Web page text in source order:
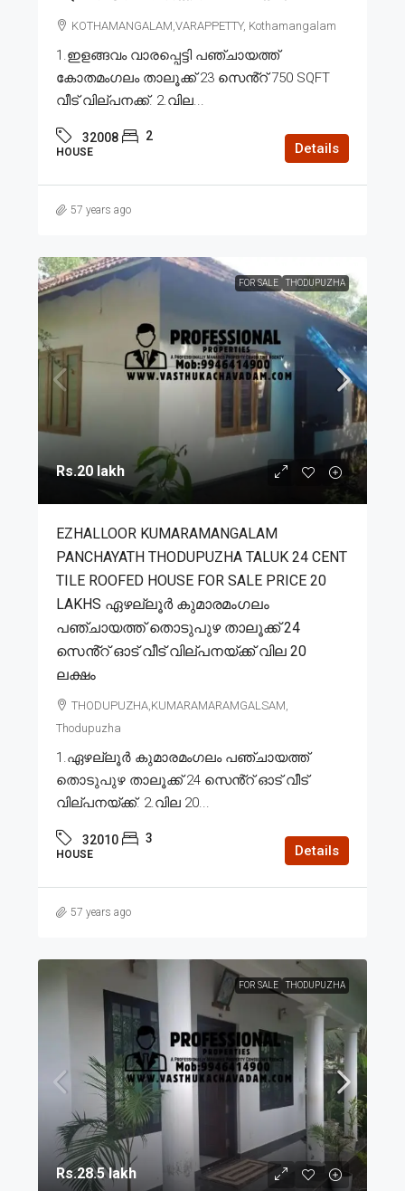
KOTHAMANGALAM,VARAPPETTY, Kothamangalam
1.ഇളങ്ങവം വാരപ്പെട്ടി പഞ്ചായത്ത്
കോതമംഗലം താലൂക്ക് 23 സെൻ്റ് 750 SQFT
വീട് വില്പനക്ക്. 2.വില...
32008 2
HOUSE Details
57 years ago
FOR SALE THODUPUZHA
Rs.20 lakh
EZHALLOOR KUMARAMANGALAM
PANCHAYATH THODUPUZHA TALUK 24 CENT
TILE ROOFED HOUSE FOR SALE PRICE 20
LAKHS ഏഴല്ലൂർ കുമാരമംഗലം
പഞ്ചായത്ത് തൊടുപുഴ താലൂക്ക് 24
സെൻ്റ് ഓട് വീട് വില്പനയ്ക്ക് വില 20
ലക്ഷം
THODUPUZHA,KUMARAMARAMGALSAM,
Thodupuzha
1.ഏഴല്ലൂർ കുമാരമംഗലം പഞ്ചായത്ത്
തൊടുപുഴ താലൂക്ക് 24 സെൻ്റ് ഓട് വീട്
വില്പനയ്ക്ക്. 2.വില 20...
32010 3
HOUSE Details
57 years ago
FOR SALE THODUPUZHA
Rs.28.5 lakh